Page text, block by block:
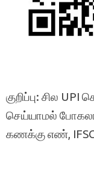
குறிப்பு: சில
செய்யாமல்
கணக்கு எண்,